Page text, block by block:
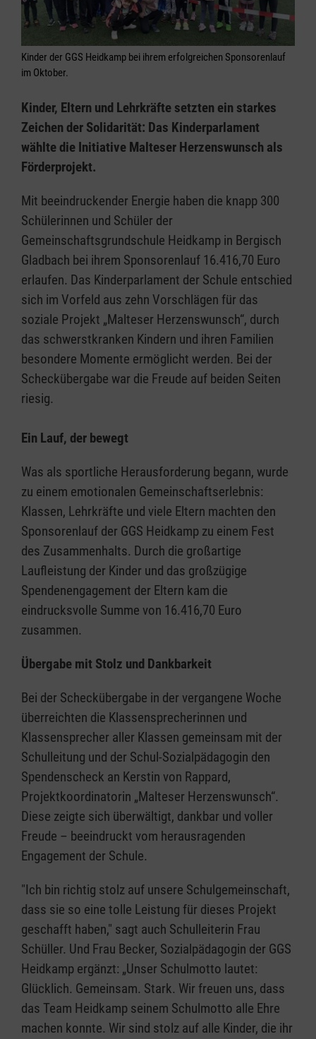
Kinder der GGS Heidkamp bei ihrem erfolgreichen Sponsorenlauf
im Oktober.
Kinder, Eltern und Lehrkräfte setzten ein starkes
Zeichen der Solidarität: Das Kinderparlament
wählte die Initiative Malteser Herzenswunsch als
Förderprojekt.
Mit beeindruckender Energie haben die knapp 300
Schülerinnen und Schüler der
Gemeinschaftsgrundschule Heidkamp in Bergisch
Gladbach bei ihrem Sponsorenlauf 16.416,70 Euro
erlaufen. Das Kinderparlament der Schule entschied
sich im Vorfeld aus zehn Vorschlägen für das
soziale Projekt „Malteser Herzenswunsch“, durch
das schwerstkranken Kindern und ihren Familien
besondere Momente ermöglicht werden. Bei der
Scheckübergabe war die Freude auf beiden Seiten
riesig.
Ein Lauf, der bewegt
Was als sportliche Herausforderung begann, wurde
zu einem emotionalen Gemeinschaftserlebnis:
Klassen, Lehrkräfte und viele Eltern machten den
Sponsorenlauf der GGS Heidkamp zu einem Fest
des Zusammenhalts. Durch die großartige
Laufleistung der Kinder und das großzügige
Spendenengagement der Eltern kam die
eindrucksvolle Summe von 16.416,70 Euro
zusammen.
Übergabe mit Stolz und Dankbarkeit
Bei der Scheckübergabe in der vergangene Woche
überreichten die Klassensprecherinnen und
Klassensprecher aller Klassen gemeinsam mit der
Schulleitung und der Schul-Sozialpädagogin den
Spendenscheck an Kerstin von Rappard,
Projektkoordinatorin „Malteser Herzenswunsch“.
Diese zeigte sich überwältigt, dankbar und voller
Freude – beeindruckt vom herausragenden
Engagement der Schule.
"Ich bin richtig stolz auf unsere Schulgemeinschaft,
dass sie so eine tolle Leistung für dieses Projekt
geschafft haben," sagt auch Schulleiterin Frau
Schüller. Und Frau Becker, Sozialpädagogin der GGS
Heidkamp ergänzt: „Unser Schulmotto lautet:
Glücklich. Gemeinsam. Stark. Wir freuen uns, dass
das Team Heidkamp seinem Schulmotto alle Ehre
machen konnte. Wir sind stolz auf alle Kinder, die ihr